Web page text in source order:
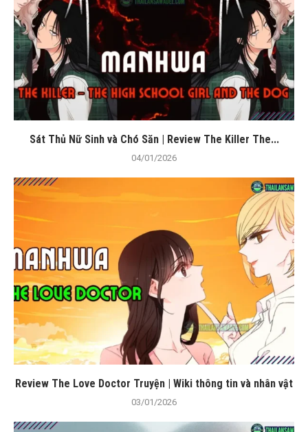
Sát Thủ Nữ Sinh và Chó Săn | Review The Killer The...
04/01/2026
Review The Love Doctor Truyện | Wiki thông tin và nhân vật
03/01/2026